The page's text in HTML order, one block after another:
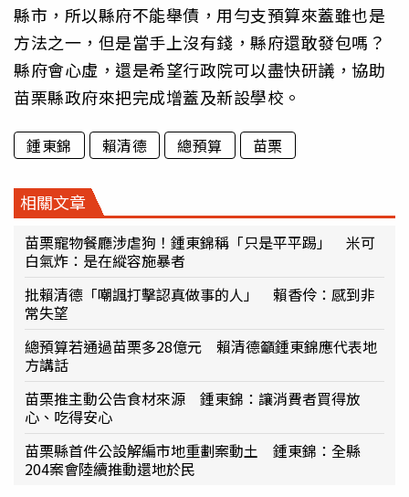
縣市，所以縣府不能舉債，用勻支預算來蓋雖也是
方法之一，但是當手上沒有錢，縣府還敢發包嗎？
縣府會心虛，還是希望行政院可以盡快研議，協助
苗栗縣政府來把完成增蓋及新設學校。
鍾東錦 賴清德 總預算 苗栗
相關文章
苗栗寵物餐廳涉虐狗！鍾東錦稱「只是平平踢」 米可
白氣炸：是在縱容施暴者
批賴清德「嘲諷打擊認真做事的人」 賴香伶：感到非
常失望
總預算若通過苗栗多28億元 賴清德籲鍾東錦應代表地
方講話
苗栗推主動公告食材來源 鍾東錦：讓消費者買得放
心、吃得安心
苗栗縣首件公設解編市地重劃案動土 鍾東錦：全縣
204案會陸續推動還地於民